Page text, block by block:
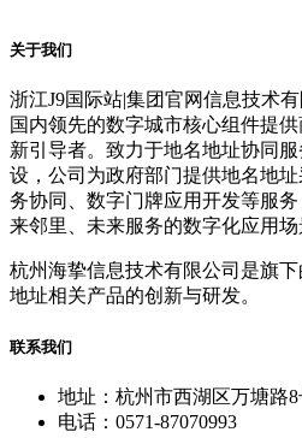
关于我们
浙江J9国际站|集团官网信息技术
国内领先的数字城市核心组件提
新引导者。致力于地名地址协同
设，公司为政府部门提供地名地
务协同、数字门牌应用开发等服
来邻里、未来服务的数字化应用场
杭州海挚信息技术有限公司是旗
地址相关产品的创新与研发。
联系我们
地址：杭州市西湖区万塘路
电话：0571-87070993